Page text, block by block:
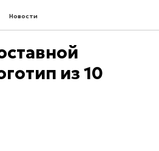
Новости
из 10